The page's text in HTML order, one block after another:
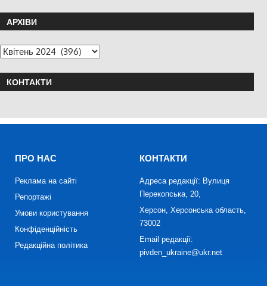
АРХІВИ
КОНТАКТИ
ПРО НАС
Реклама на сайті
Репортажі
Умови користування
Конфіденційність
Редакційна політика
КОНТАКТИ
Адреса редакції: Вулиця
Перекопська, 20,
Херсон, Херсонська область,
73002
Email редакції:
pivden_ukraine@ukr.net